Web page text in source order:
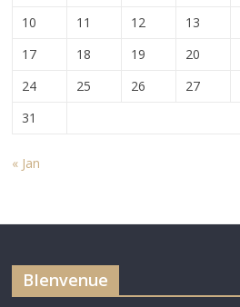
10
11 12 13
17
18 19 20
24
25 26 27
31
« Jan
BIenvenue